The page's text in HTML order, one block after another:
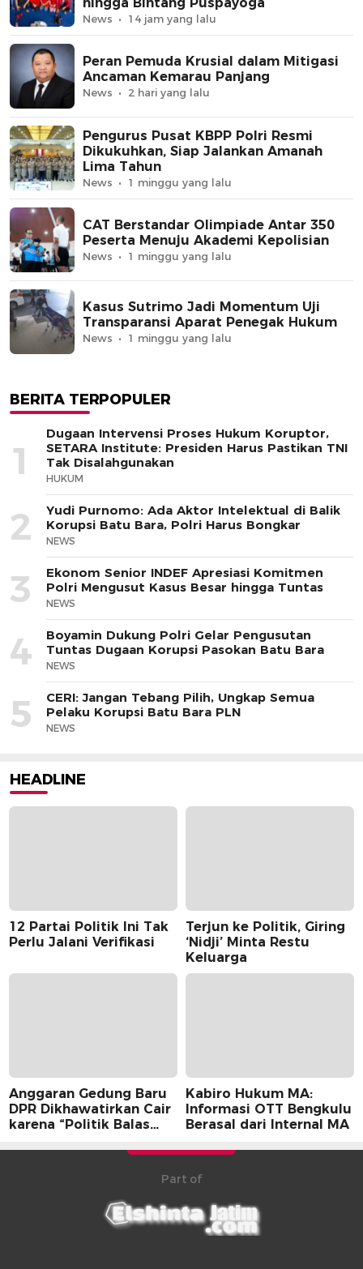
News 14 jam yang lalu
Peran Pemuda Krusial dalam Mitigasi
Ancaman Kemarau Panjang
News 2 hari yang lalu
Pengurus Pusat KBPP Polri Resmi
Dikukuhkan, Siap Jalankan Amanah
Lima Tahun
News 1 minggu yang lalu
CAT Berstandar Olimpiade Antar 350
Peserta Menuju Akademi Kepolisian
News 1 minggu yang lalu
Kasus Sutrimo Jadi Momentum Uji
Transparansi Aparat Penegak Hukum
News 1 minggu yang lalu
BERITA TERPOPULER
1
Dugaan Intervensi Proses Hukum Koruptor,
SETARA Institute: Presiden Harus Pastikan TNI
Tak Disalahgunakan
HUKUM
2
Yudi Purnomo: Ada Aktor Intelektual di Balik
Korupsi Batu Bara, Polri Harus Bongkar
NEWS
3
Ekonom Senior INDEF Apresiasi Komitmen
Polri Mengusut Kasus Besar hingga Tuntas
NEWS
4
Boyamin Dukung Polri Gelar Pengusutan
Tuntas Dugaan Korupsi Pasokan Batu Bara
NEWS
5
CERI: Jangan Tebang Pilih, Ungkap Semua
Pelaku Korupsi Batu Bara PLN
NEWS
HEADLINE
12 Partai Politik Ini Tak
Perlu Jalani Verifikasi
Terjun ke Politik, Giring
‘Nidji’ Minta Restu
Keluarga
Anggaran Gedung Baru
DPR Dikhawatirkan Cair
karena “Politik Balas
Kabiro Hukum MA:
Informasi OTT Bengkulu
Berasal dari Internal MA
Part of